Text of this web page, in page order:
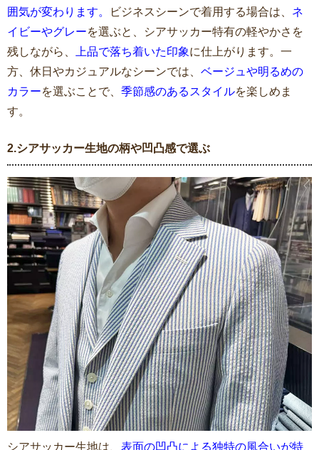
囲気が変わります。
ビジネスシーンで着用する場合は、 ネ
イビーやグレーを選ぶと、シアサッカー特有の軽やかさを
残しながら、
上品で落ち着いた印象に仕上がります。一
方、休日やカジュアルなシーンでは、 ベージュや明るめの
カラーを選ぶことで、 季節感のあるスタイルを楽しめま
す。
2.シアサッカー生地の柄や凹凸感で選ぶ
シアサッカー生地は、 表面の凹凸による独特の風合いが特